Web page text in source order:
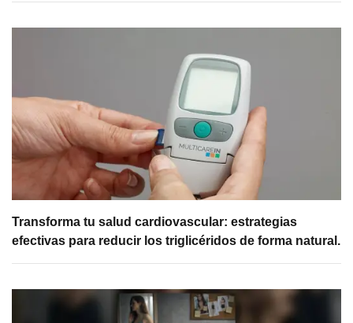
Transforma tu salud cardiovascular: estrategias
efectivas para reducir los triglicéridos de forma natural.